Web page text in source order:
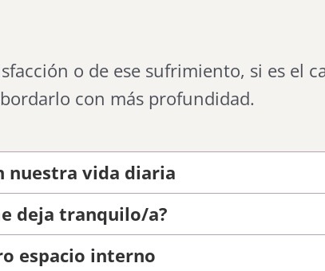
o de ese sufrimiento, si es el
con más profundidad.
nuestra vida diaria
deja tranquilo/a?
espacio interno